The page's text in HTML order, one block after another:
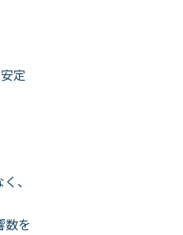
定
、
数を